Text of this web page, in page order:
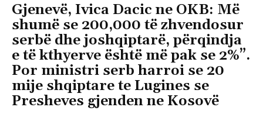
Gjenevë, Ivica Dacic ne OKB: Më
shumë se 200,000 të zhvendosur
serbë dhe joshqiptarë, përqindja
e të kthyerve është më pak se 2%”.
Por ministri serb harroi se 20
mije shqiptare te Lugines se
Presheves gjenden ne Kosovë